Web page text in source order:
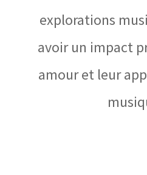
explorations
avoir un impact
amour et leur